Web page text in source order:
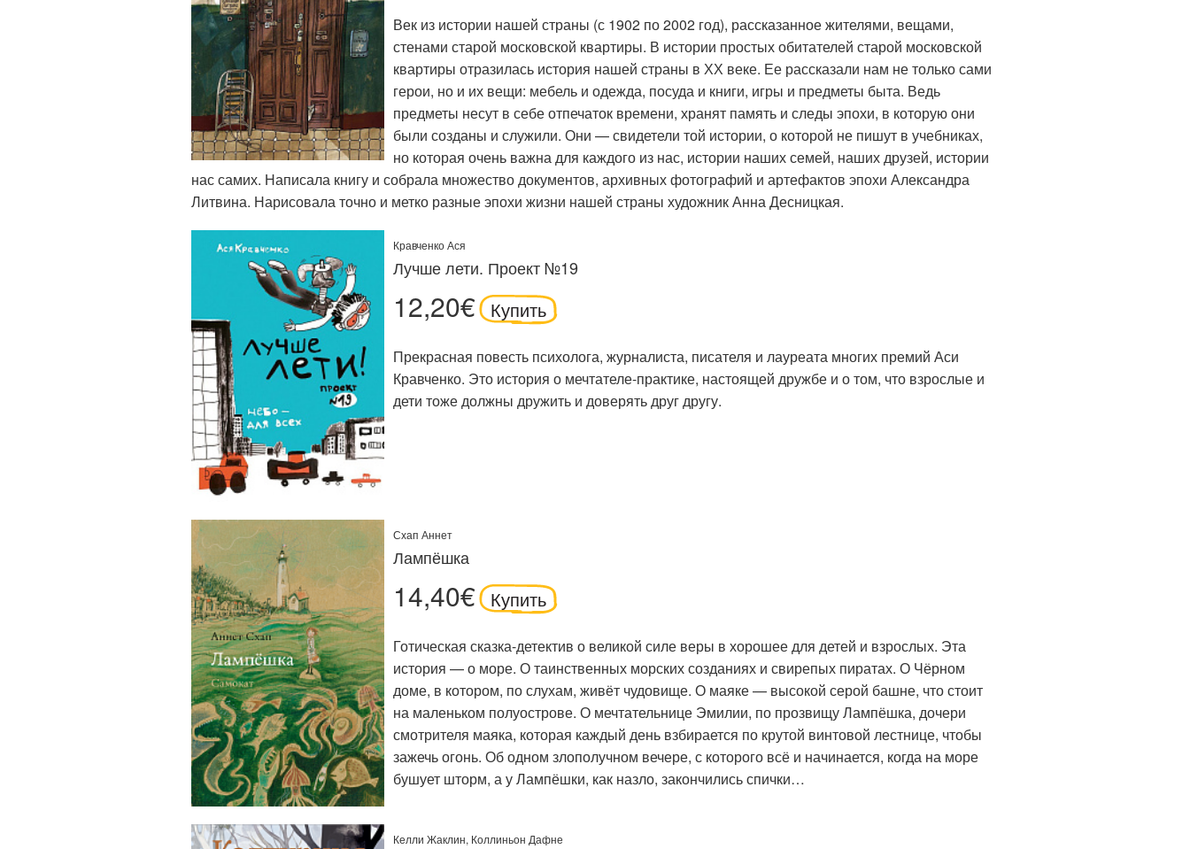
Век из истории нашей страны (с 1902 по 2002 год), рассказанное жителями, вещами,
стенами старой московской квартиры. В истории простых обитателей старой московской
квартиры отразилась история нашей страны в ХХ веке. Ее рассказали нам не только сами
герои, но и их вещи: мебель и одежда, посуда и книги, игры и предметы быта. Ведь
предметы несут в себе отпечаток времени, хранят память и следы эпохи, в которую они
были созданы и служили. Они — свидетели той истории, о которой не пишут в учебниках,
но которая очень важна для каждого из нас, истории наших семей, наших друзей, истории
нас самих. Написала книгу и собрала множество документов, архивных фотографий и артефактов эпохи Александра
Литвина. Нарисовала точно и метко разные эпохи жизни нашей страны художник Анна Десницкая.
Кравченко Ася
Лучше лети. Проект №19
12,20€ Купить
Прекрасная повесть психолога, журналиста, писателя и лауреата многих премий Аси
Кравченко. Это история о мечтателе-практике, настоящей дружбе и о том, что взрослые и
дети тоже должны дружить и доверять друг другу.
Схап Аннет
Лампёшка
14,40€ Купить
Готическая сказка-детектив о великой силе веры в хорошее для детей и взрослых. Эта
история — о море. О таинственных морских созданиях и свирепых пиратах. О Чёрном
доме, в котором, по слухам, живёт чудовище. О маяке — высокой серой башне, что стоит
на маленьком полуострове. О мечтательнице Эмилии, по прозвищу Лампёшка, дочери
смотрителя маяка, которая каждый день взбирается по крутой винтовой лестнице, чтобы
зажечь огонь. Об одном злополучном вечере, с которого всё и начинается, когда на море
бушует шторм, а у Лампёшки, как назло, закончились спички…
Келли Жаклин, Коллиньон Дафне